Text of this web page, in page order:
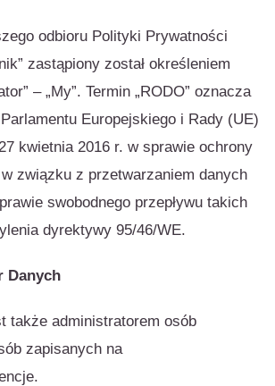
odbioru Polityki Prywatności
zastąpiony został określeniem
– „My”. Termin „RODO” oznacza
Europejskiego i Rady (UE)
kwietnia 2016 r. w sprawie ochrony
związku z przetwarzaniem danych
swobodnego przepływu takich
dyrektywy 95/46/WE.
Danych
także administratorem osób
zapisanych na